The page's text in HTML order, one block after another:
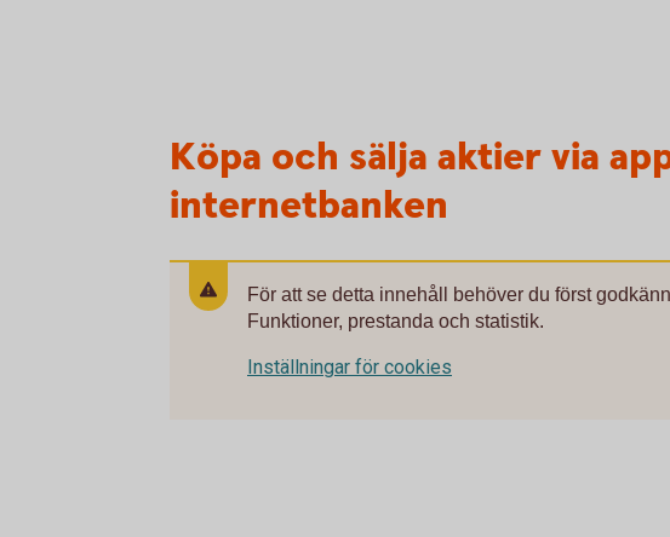
Köpa och sälja aktier via
internetbanken
För att se detta innehåll behöver du först
Funktioner, prestanda och statistik.
Inställningar för cookies